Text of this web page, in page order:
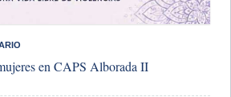
en CAPS Alborada II